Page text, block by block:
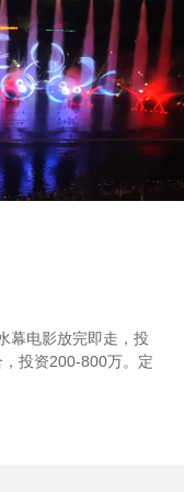
幕电影放完即走，投
投资200-800万。定